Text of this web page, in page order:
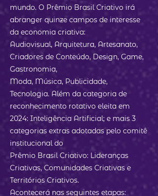
mundo. O Prêmio Brasil Criativo irá
abranger quinze campos de interesse
da economia criativa:
Audiovisual, Arquitetura, Artesanato,
Criadores de Conteúdo, Design, Game,
Gastronomia,
Moda, Música, Publicidade,
Tecnologia. Além da categoria de
reconhecimento rotativo eleita em
2024: Inteligência Artificial; e mais 3
categorias extras adotadas pelo comitê
institucional do
Prêmio Brasil Criativo: Lideranças
Criativas, Comunidades Criativas e
Territórios Criativos.
Acontecerá nas seguintes etapas: